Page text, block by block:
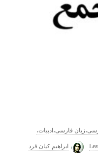
فارسی،ادبیات،
ابراهیم کیان فرد